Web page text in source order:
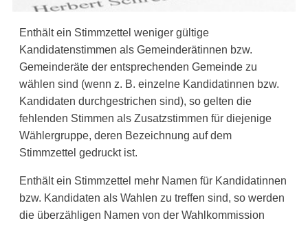
Enthält ein Stimmzettel weniger gültige
Kandidatenstimmen als Gemeinderätinnen bzw.
Gemeinderäte der entsprechenden Gemeinde zu
wählen sind (wenn z. B. einzelne Kandidatinnen bzw.
Kandidaten durchgestrichen sind), so gelten die
fehlenden Stimmen als Zusatzstimmen für diejenige
Wählergruppe, deren Bezeichnung auf dem
Stimmzettel gedruckt ist.
Enthält ein Stimmzettel mehr Namen für Kandidatinnen
bzw. Kandidaten als Wahlen zu treffen sind, so werden
die überzähligen Namen von der Wahlkommission